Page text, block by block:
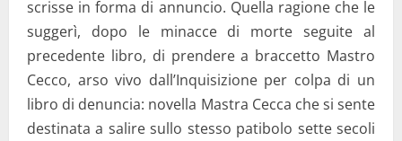
scrisse in forma di annuncio. Quella ragione che le
suggerì, dopo le minacce di morte seguite al
precedente libro, di prendere a braccetto Mastro
Cecco, arso vivo dall’Inquisizione per colpa di un
libro di denuncia: novella Mastra Cecca che si sente
destinata a salire sullo stesso patibolo sette secoli